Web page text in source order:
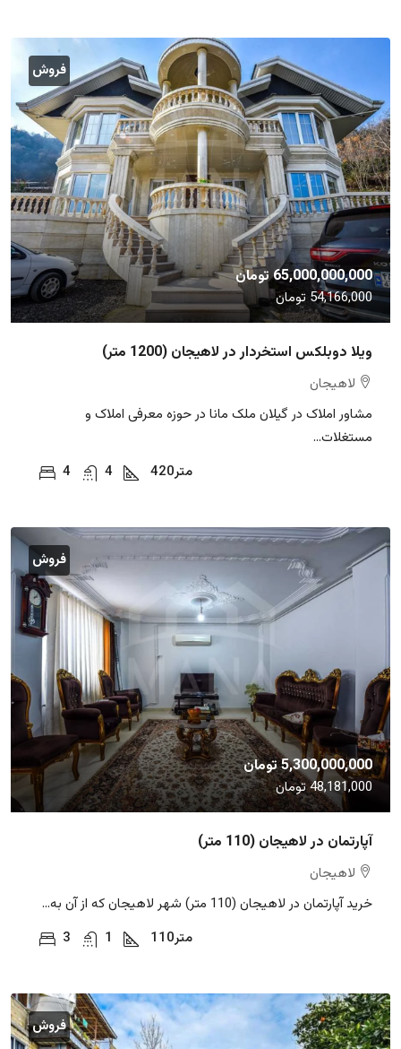
فروش
65,000,000,000 تومان
54,166,000 تومان
ویلا دوبلکس استخردار در لاهیجان (1200 متر)
لاهیجان
مشاور املاک در گیلان ملک مانا در حوزه معرفی املاک و
مستغلات...
4
4 420متر
فروش
5,300,000,000 تومان
48,181,000 تومان
آپارتمان در لاهیجان (110 متر)
لاهیجان
خرید آپارتمان در لاهیجان (110 متر) شهر لاهیجان که از آن به...
3
1 110متر
فروش